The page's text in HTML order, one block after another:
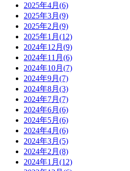
2025年4月(6)
2025年3月(9)
2025年2月(9)
2025年1月(12)
2024年12月(9)
2024年11月(6)
2024年10月(7)
2024年9月(7)
2024年8月(3)
2024年7月(7)
2024年6月(6)
2024年5月(6)
2024年4月(6)
2024年3月(5)
2024年2月(8)
2024年1月(12)